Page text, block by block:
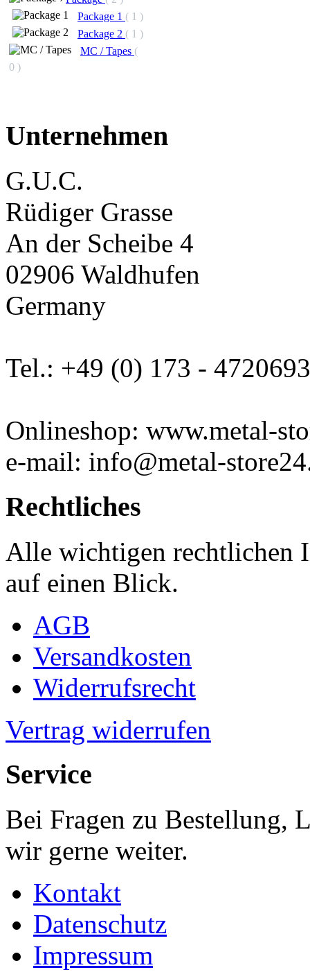
Package 1 ( 1 )
Package 2 ( 1 )
MC / Tapes (
0 )
Unternehmen
G.U.C.
Rüdiger Grasse
An der Scheibe 4
02906 Waldhufen
Germany
Tel.: +49 (0) 173 - 4720693
Onlineshop: www.metal-
e-mail: info@metal-
Rechtliches
Alle wichtigen rechtlichen
auf einen Blick.
AGB
Versandkosten
Widerrufsrecht
Vertrag widerrufen
Service
Bei Fragen zu Bestellung,
wir gerne weiter.
Kontakt
Datenschutz
Impressum